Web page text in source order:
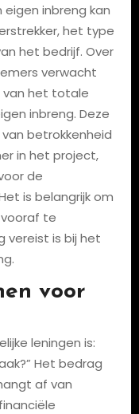
inbreng kan
het type
het bedrijf. Over
verwacht
het totale
inbreng. Deze
betrokkenheid
in het project,
de
is belangrijk om
te
vereist is bij het
voor
leningen is:
Het bedrag
af van